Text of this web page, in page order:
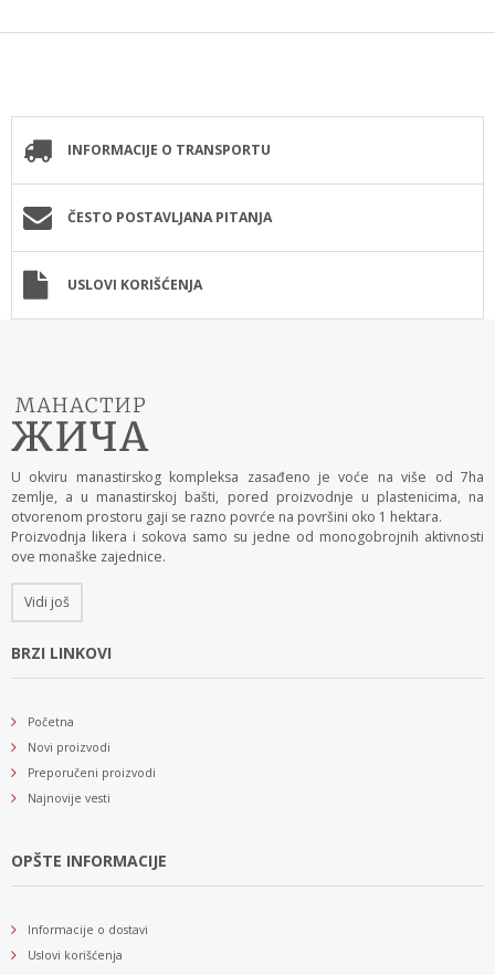
INFORMACIJE O TRANSPORTU
ČESTO POSTAVLJANA PITANJA
USLOVI KORIŠĆENJA
U okviru manastirskog kompleksa zasađeno je voće na više od 7ha
zemlje, a u manastirskoj bašti, pored proizvodnje u plastenicima, na
otvorenom prostoru gaji se razno povrće na površini oko 1 hektara.
Proizvodnja likera i sokova samo su jedne od monogobrojnih aktivnosti
ove monaške zajednice.
Vidi još
BRZI LINKOVI
Početna
Novi proizvodi
Preporučeni proizvodi
Najnovije vesti
OPŠTE INFORMACIJE
Informacije o dostavi
Uslovi korišćenja